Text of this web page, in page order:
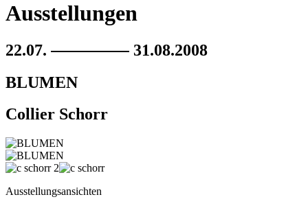
Ausstellungen
22.07.
31.08.2008
BLUMEN
Collier Schorr
Ausstellungsansichten